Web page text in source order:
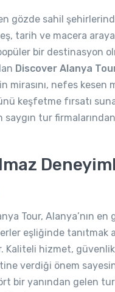
gözde sahil
tarih ve macera
bir destinasyon
Discover Alanya
mirasını, nefes kesen
keşfetme fırsatı
saygın tur
Tour, Alanya’nın
eşliğinde tanıtmak
Kaliteli hizmet,
verdiği önem
bir yanından gelen